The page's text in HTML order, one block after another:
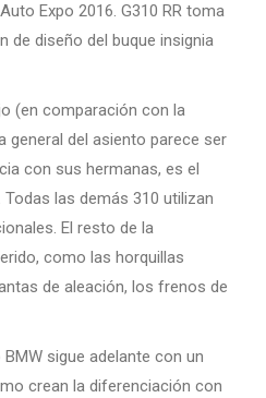
Expo 2016. G310 RR toma
de diseño del buque insignia
(en comparación con la
general del asiento parece ser
con sus hermanas, es el
las demás 310 utilizan
El resto de la
como las horquillas
de aleación, los frenos de
sigue adelante con un
crean la diferenciación con